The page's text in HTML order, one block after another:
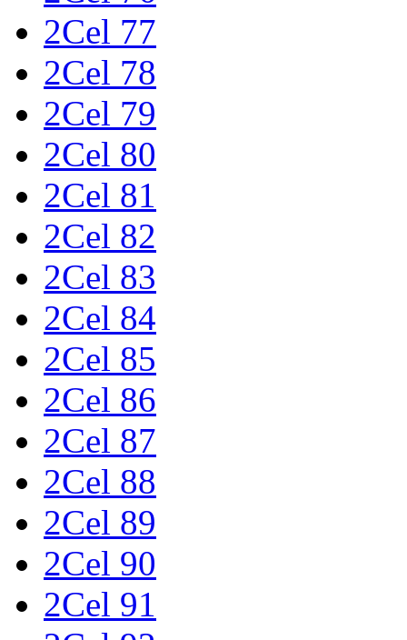
2Cel 77
2Cel 78
2Cel 79
2Cel 80
2Cel 81
2Cel 82
2Cel 83
2Cel 84
2Cel 85
2Cel 86
2Cel 87
2Cel 88
2Cel 89
2Cel 90
2Cel 91